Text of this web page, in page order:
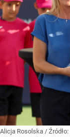
Alicja Rosolska / Źródło: